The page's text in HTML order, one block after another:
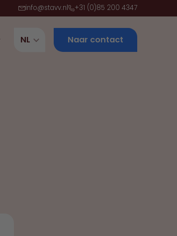
info@stavv.nl +31 (0)85 200 4347
NL Naar contact